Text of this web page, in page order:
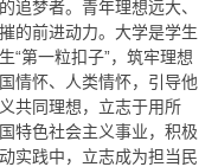
追梦者。青年理想远大、
的前进动力。大学是学生
“第一粒扣子”，筑牢理想
情怀、人类情怀，引导他
共同理想，立志于用所
特色社会主义事业，积极
实践中，立志成为担当民